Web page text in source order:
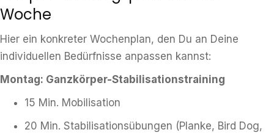
Woche
Hier ein konkreter Wochenplan, den Du an Deine
individuellen Bedürfnisse anpassen kannst:
Montag: Ganzkörper-Stabilisationstraining
15 Min. Mobilisation
20 Min. Stabilisationsübungen (Planke, Bird Dog,